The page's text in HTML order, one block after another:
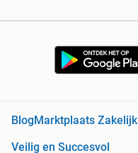
Blog Marktplaats Zakelijk
Veilig en Succesvol